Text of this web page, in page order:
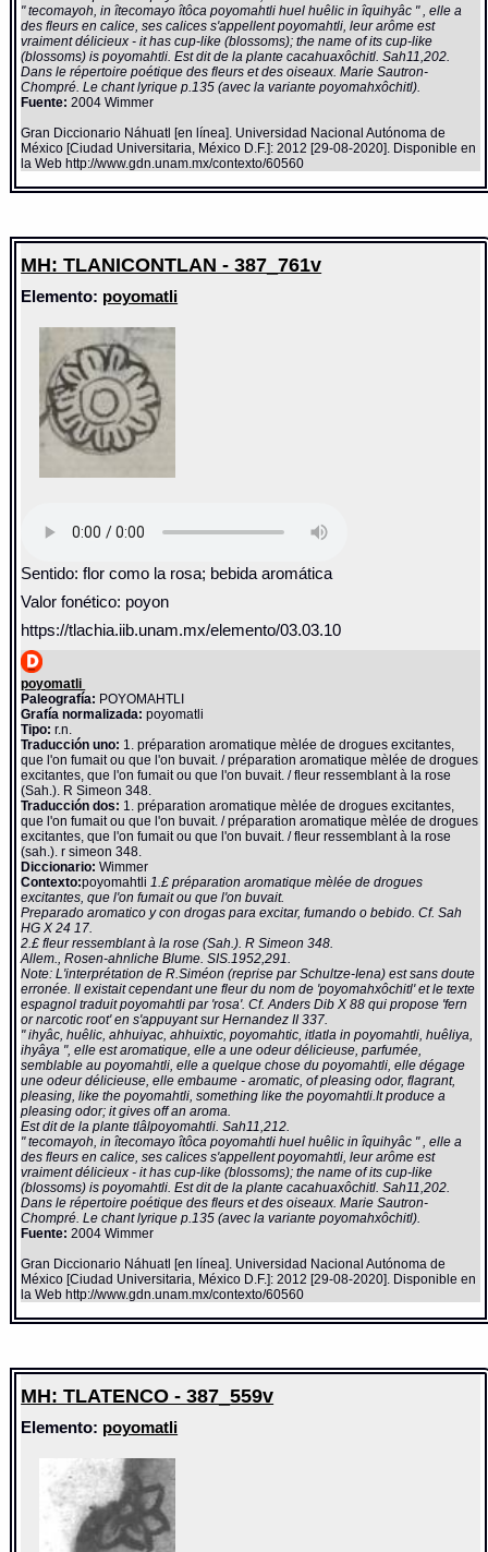
" tecomayoh, in îtecomayo îtôca poyomahtli huel huêlic in îquihyâc " , elle a
des fleurs en calice, ses calices s'appellent poyomahtli, leur arôme est
vraiment délicieux - it has cup-like (blossoms); the name of its cup-like
(blossoms) is poyomahtli. Est dit de la plante cacahuaxôchitl. Sah11,202.
Dans le répertoire poétique des fleurs et des oiseaux. Marie Sautron-
Chompré. Le chant lyrique p.135 (avec la variante poyomahxôchitl).
Fuente: 2004 Wimmer
Gran Diccionario Náhuatl [en línea]. Universidad Nacional Autónoma de
México [Ciudad Universitaria, México D.F.]: 2012 [29-08-2020]. Disponible en
la Web http://www.gdn.unam.mx/contexto/60560
MH: TLANICONTLAN - 387_761v
Elemento: poyomatli
Sentido: flor como la rosa; bebida aromática
Valor fonético: poyon
https://tlachia.iib.unam.mx/elemento/03.03.10
poyomatli
Paleografía: POYOMAHTLI
Grafía normalizada: poyomatli
Tipo: r.n.
Traducción uno: 1. préparation aromatique mèlée de drogues excitantes,
que l'on fumait ou que l'on buvait. / préparation aromatique mèlée de drogues
excitantes, que l'on fumait ou que l'on buvait. / fleur ressemblant à la rose
(Sah.). R Simeon 348.
Traducción dos: 1. préparation aromatique mèlée de drogues excitantes,
que l'on fumait ou que l'on buvait. / préparation aromatique mèlée de drogues
excitantes, que l'on fumait ou que l'on buvait. / fleur ressemblant à la rose
(sah.). r simeon 348.
Diccionario:Wimmer
Contexto:poyomahtli1.£ préparation aromatique mèlée de drogues
excitantes, que l'on fumait ou que l'on buvait.
Preparado aromatico y con drogas para excitar, fumando o bebido. Cf. Sah
HG X 24 17.
2.£ fleur ressemblant à la rose (Sah.). R Simeon 348.
Allem., Rosen-ahnliche Blume. SIS.1952,291.
Note: L'interprétation de R.Siméon (reprise par Schultze-Iena) est sans doute
erronée. Il existait cependant une fleur du nom de 'poyomahxôchitl' et le texte
espagnol traduit poyomahtli par 'rosa'. Cf. Anders Dib X 88 qui propose 'fern
or narcotic root' en s'appuyant sur Hernandez II 337.
" ihyâc, huêlic, ahhuiyac, ahhuixtic, poyomahtic, itlatla in poyomahtli, huêliya,
ihyâya ", elle est aromatique, elle a une odeur délicieuse, parfumée,
semblable au poyomahtli, elle a quelque chose du poyomahtli, elle dégage
une odeur délicieuse, elle embaume - aromatic, of pleasing odor, flagrant,
pleasing, like the poyomahtli, something like the poyomahtli.It produce a
pleasing odor; it gives off an aroma.
Est dit de la plante tlâlpoyomahtli. Sah11,212.
" tecomayoh, in îtecomayo îtôca poyomahtli huel huêlic in îquihyâc " , elle a
des fleurs en calice, ses calices s'appellent poyomahtli, leur arôme est
vraiment délicieux - it has cup-like (blossoms); the name of its cup-like
(blossoms) is poyomahtli. Est dit de la plante cacahuaxôchitl. Sah11,202.
Dans le répertoire poétique des fleurs et des oiseaux. Marie Sautron-
Chompré. Le chant lyrique p.135 (avec la variante poyomahxôchitl).
Fuente: 2004 Wimmer
Gran Diccionario Náhuatl [en línea]. Universidad Nacional Autónoma de
México [Ciudad Universitaria, México D.F.]: 2012 [29-08-2020]. Disponible en
la Web http://www.gdn.unam.mx/contexto/60560
MH: TLATENCO - 387_559v
Elemento: poyomatli